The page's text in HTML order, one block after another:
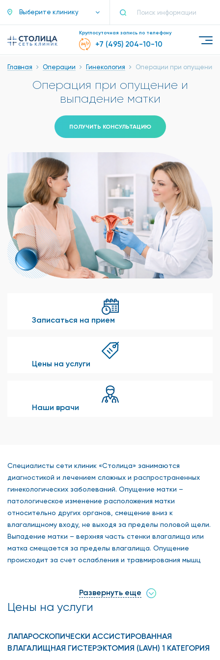
Выберите клинику
Круглосуточная запись по телефону
+7 (495) 204-10-10
Главная Операции Гинекология Операции при опущении
Операция при опущение и
выпадение матки
ПОЛУЧИТЬ КОНСУЛЬТАЦИЮ
Записаться на прием
Цены на услуги
Наши врачи
Специалисты сети клиник «Столица» занимаются
диагностикой и лечением сложных и распространенных
гинекологических заболеваний. Опущение матки –
патологическое изменение расположения матки
относительно других органов, смещение вниз к
влагалищному входу, не выходя за пределы половой щели.
Выпадение матки – верхняя часть стенки влагалища или
матка смещается за пределы влагалища. Опущение
происходит за счет ослабления и травмирования мышц
Развернуть еще
Цены на услуги
ЛАПАРОСКОПИЧЕСКИ АССИСТИРОВАННАЯ
ВЛАГАЛИЩНАЯ ГИСТЕРЭКТОМИЯ (LAVH) 1 КАТЕГОРИЯ